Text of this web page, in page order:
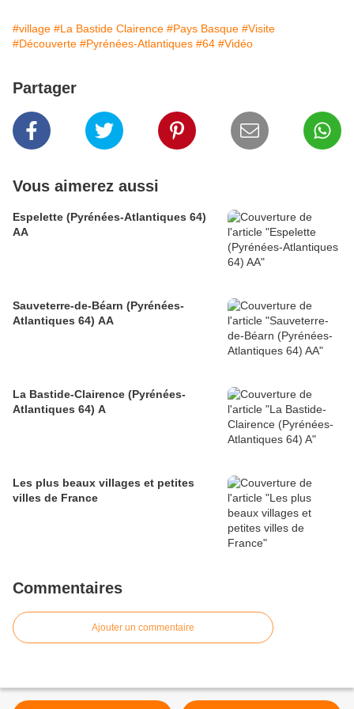
#village #La Bastide Clairence #Pays Basque #Visite
#Découverte #Pyrénées-Atlantiques #64 #Vidéo
Partager
Vous aimerez aussi
Espelette (Pyrénées-Atlantiques 64)
AA
Sauveterre-de-Béarn (Pyrénées-
Atlantiques 64) AA
La Bastide-Clairence (Pyrénées-
Atlantiques 64) A
Les plus beaux villages et petites
villes de France
Commentaires
Ajouter un commentaire